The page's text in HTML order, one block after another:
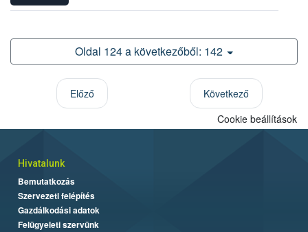
Oldal 124 a következőből: 142
Előző
Következő
Cookie beállítások
Hivatalunk
Bemutatkozás
Szervezeti felépítés
Gazdálkodási adatok
Felügyeleti szervünk